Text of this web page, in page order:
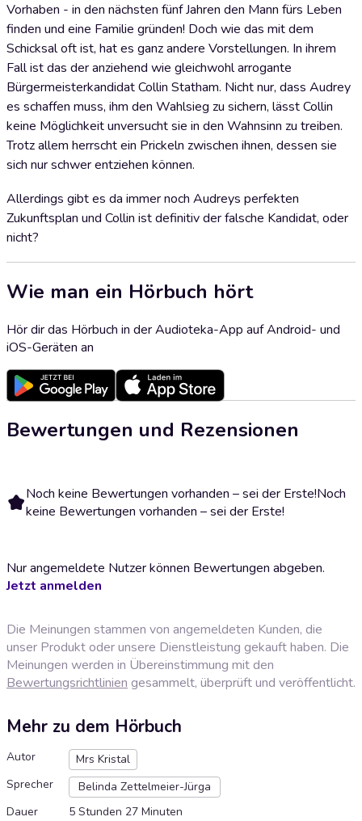
Vorhaben - in den nächsten fünf Jahren den Mann fürs Leben
finden und eine Familie gründen! Doch wie das mit dem
Schicksal oft ist, hat es ganz andere Vorstellungen. In ihrem
Fall ist das der anziehend wie gleichwohl arrogante
Bürgermeisterkandidat Collin Statham. Nicht nur, dass Audrey
es schaffen muss, ihm den Wahlsieg zu sichern, lässt Collin
keine Möglichkeit unversucht sie in den Wahnsinn zu treiben.
Trotz allem herrscht ein Prickeln zwischen ihnen, dessen sie
sich nur schwer entziehen können.
Allerdings gibt es da immer noch Audreys perfekten
Zukunftsplan und Collin ist definitiv der falsche Kandidat, oder
nicht?
Wie man ein Hörbuch hört
Hör dir das Hörbuch in der Audioteka-App auf Android- und
iOS-Geräten an
Bewertungen und Rezensionen
Noch keine Bewertungen vorhanden – sei der Erste!Noch
keine Bewertungen vorhanden – sei der Erste!
Nur angemeldete Nutzer können Bewertungen abgeben.
Jetzt anmelden
Die Meinungen stammen von angemeldeten Kunden, die
unser Produkt oder unsere Dienstleistung gekauft haben. Die
Meinungen werden in Übereinstimmung mit den
Bewertungsrichtlinien gesammelt, überprüft und veröffentlicht.
Mehr zu dem Hörbuch
Autor
Mrs Kristal
Sprecher
Belinda Zettelmeier-Jürga
Dauer
5 Stunden 27 Minuten